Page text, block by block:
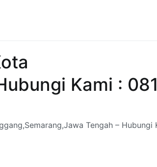
Kami :
Tengah – Hubungi